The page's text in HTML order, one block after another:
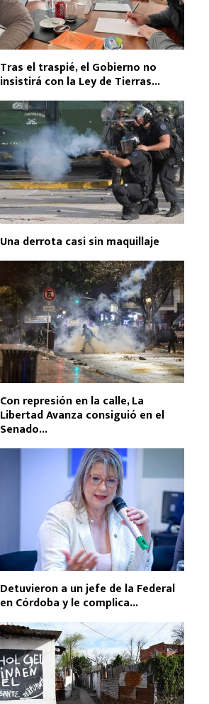
Tras el traspié, el Gobierno no
insistirá con la Ley de Tierras...
Una derrota casi sin maquillaje
Con represión en la calle, La
Libertad Avanza consiguió en el
Senado...
Detuvieron a un jefe de la Federal
en Córdoba y le complica...